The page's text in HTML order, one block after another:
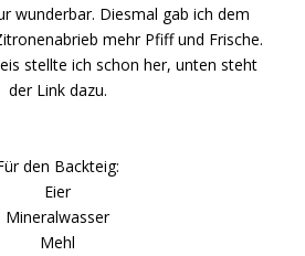
wunderbar. Diesmal gab ich dem
mehr Pfiff und Frische.
stellte ich schon her, unten steht
der Link dazu.
den Backteig:
Eier
Mineralwasser
Mehl